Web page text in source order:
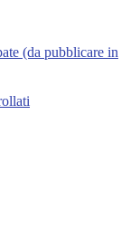
(da pubblicare in